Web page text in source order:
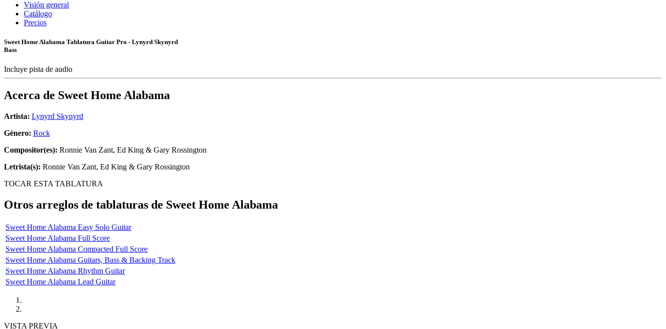
Visión general
Catálogo
Precios
Sweet Home Alabama Tablatura Guitar Pro - Lynyrd Skynyrd
Bass
Incluye pista de audio
Acerca de Sweet Home Alabama
Artista: Lynyrd Skynyrd
Género: Rock
Compositor(es): Ronnie Van Zant, Ed King & Gary Rossington
Letrista(s): Ronnie Van Zant, Ed King & Gary Rossington
TOCAR ESTA TABLATURA
Otros arreglos de tablaturas de Sweet Home Alabama
Sweet Home Alabama Easy Solo Guitar
Sweet Home Alabama Full Score
Sweet Home Alabama Compacted Full Score
Sweet Home Alabama Guitars, Bass & Backing Track
Sweet Home Alabama Rhythm Guitar
Sweet Home Alabama Lead Guitar
VISTA PREVIA